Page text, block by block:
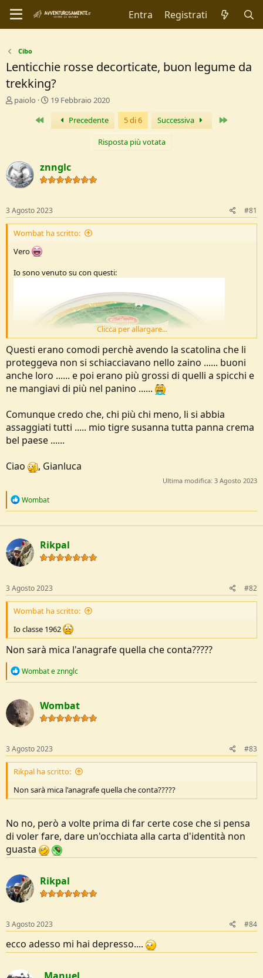
Entra Registrati
Cibo
Lenticchie rosse decorticate, buon legume da
trekking?
C
r
e
D
s
c
u
s
s
o
n
paiolo
D
a
I
n
i
i
o
19 Febbraio 2020
Primo Precedente 5 di 6 Successiva
Risposta più votata
znnglc
3 Agosto 2023 #81
Wombat ha scritto:
Vero
Io sono venuto su con questi:
---3 Agosto 2023---
Io classe 1962
Clicca per allargare...
Questi erano comodi perchè avendo la scatolina che li
proteggeva non si schiacciavano nello zaino ...... buoni
anche loro ...... e poi erano più grossi di quelli a spicchi e
ne mangiavi di più nel panino ......
Comunque credo che, chi più chi meno, li si abbia
assaggiati tutti ..... mio tigre susanna tutta panna crema
bel paese ......
Ciao
, Gianluca
Ultima modifica: 3 Agosto 2023
R
c
t
i
o
n
Wombat
Rikpal
3 Agosto 2023 #82
Wombat ha scritto:
Io classe 1962
Non sarà mica l'anagrafe quella che conta?????
R
c
t
i
o
s
:
Wombateznnglc
Wombat
3 Agosto 2023 #83
Rikpal ha scritto:
Non sarà mica l'anagrafe quella che conta?????
No no, però a volte prima di far certe cose che si pensa
di voler fare, dare un'occhiata alla carta d'identità non
guasta
Rikpal
3 Agosto 2023 #84
ecco adesso mi hai depresso....
_Manuel_